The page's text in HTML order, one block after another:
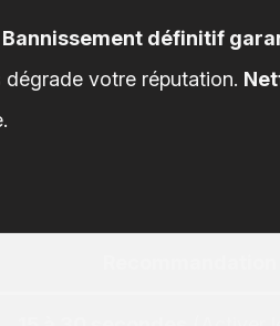
Bannissement définitif
votre réputation.